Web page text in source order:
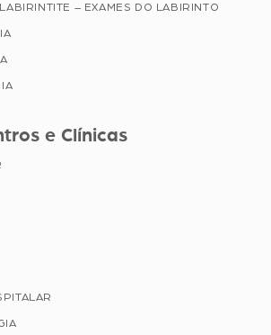
– EXAMES DO LABIRINTO
e Clínicas